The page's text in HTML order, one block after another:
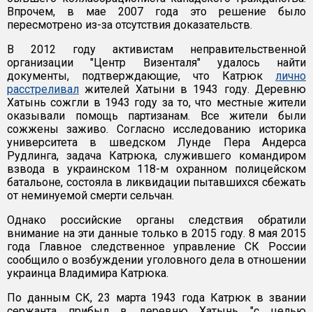
Впрочем, в мае 2007 года это решение было
пересмотрено из-за отсутствия доказательств.
В 2012 году активистам неправительственной
организации "Центр Визенталя" удалось найти
документы, подтверждающие, что Катрюк лично
расстреливал жителей Хатыни в 1943 году. Деревню
Хатынь сожгли в 1943 году за то, что местные жители
оказывали помощь партизанам. Все жители были
сожжены заживо. Согласно исследованию историка
университета в шведском Лунде Пера Андерса
Рудлинга, задача Катрюка, служившего командиром
взвода в украинском 118-м охранном полицейском
батальоне, состояла в ликвидации пытавшихся сбежать
от неминуемой смерти сельчан.
Однако российские органы следствия обратили
внимание на эти данные только в 2015 году. 8 мая 2015
года Главное следственное управление СК России
сообщило о возбуждении уголовного дела в отношении
украинца Владимира Катрюка.
По данным СК, 23 марта 1943 года Катрюк в звании